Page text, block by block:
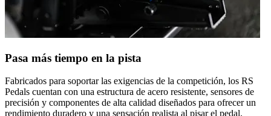
Pasa más tiempo en la pista
Fabricados para soportar las exigencias de la competición, los RS
Pedals cuentan con una estructura de acero resistente, sensores de
precisión y componentes de alta calidad diseñados para ofrecer un
rendimiento duradero y una sensación realista al pisar el pedal.